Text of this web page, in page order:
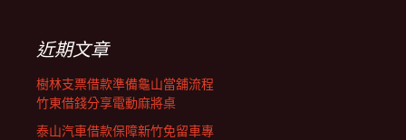
近期文章
樹林支票借款準備龜山當舖流程
竹東借錢分享電動麻將桌
泰山汽車借款保障新竹免留車專